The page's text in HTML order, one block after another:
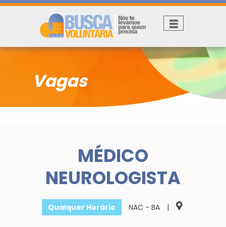
Vagas
MÉDICO
NEUROLOGISTA
Qualquer Horário NAC - BA |